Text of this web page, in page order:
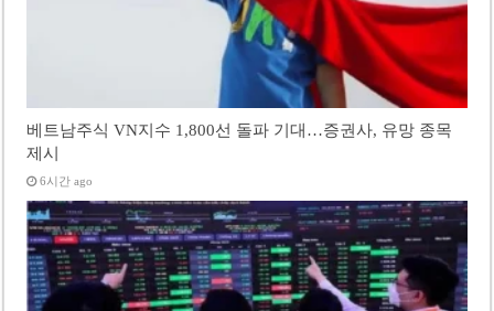
베트남주식 VN지수 1,800선 돌파 기대…증권사, 유망 종목
제시
6시간 ago